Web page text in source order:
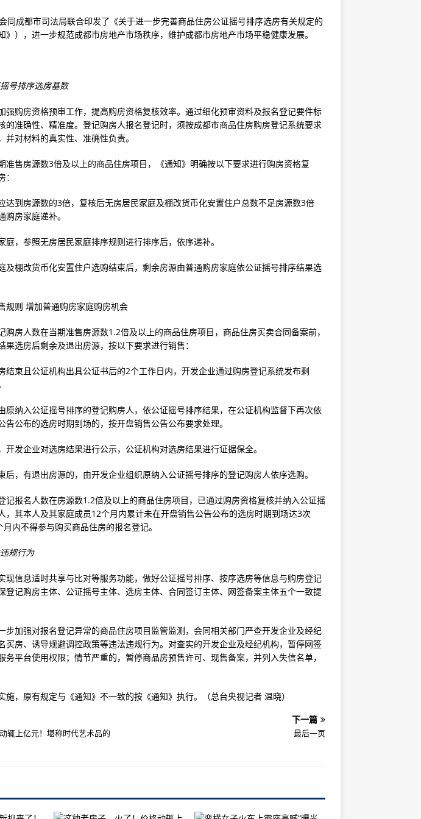
同成都市司法局联合印发了《关于进一步完善商品住房公证摇号排序选房有关规定的
》），进一步规范成都市房地产市场秩序，维护成都市房地产市场平稳健康发展。
号排序选房基数
强购房资格预审工作，提高购房资格复核效率。通过细化预审资料及报名登记要件标
的准确性、精准度。登记购房人报名登记时，须按成都市商品住房购房登记系统要求
并对材料的真实性、准确性负责。
准售房源数3倍及以上的商品住房项目，《通知》明确按以下要求进行购房资格复
达到房源数的3倍，复核后无房居民家庭及棚改货币化安置住户总数不足房源数3倍
房家庭递补。
庭，参照无房居民家庭排序规则进行排序后，依序递补。
及棚改货币化安置住户选购结束后，剩余房源由普通购房家庭依公证摇号排序结果选
规则 增加普通购房家庭购房机会
购房人数在当期准售房源数1.2倍及以上的商品住房项目，商品住房买卖合同备案前，
果选房后剩余及退出房源，按以下要求进行销售：
结束且公证机构出具公证书后的2个工作日内，开发企业通过购房登记系统发布剩
原纳入公证摇号排序的登记购房人，依公证摇号排序结果，在公证机构监督下再次依
告公布的选房时期到场的，按开盘销售公告公布要求处理。
开发企业对选房结果进行公示，公证机构对选房结果进行证据保全。
后，有退出房源的，由开发企业组织原纳入公证摇号排序的登记购房人依序选购。
记报名人数在房源数1.2倍及以上的商品住房项目，已通过购房资格复核并纳入公证摇
，其本人及其家庭成员12个月内累计未在开盘销售公告公布的选房时期到场达3次
内不得参与购买商品住房的报名登记。
规行为
现信息适时共享与比对等服务功能，做好公证摇号排序、按序选房等信息与购房登记
登记购房主体、公证摇号主体、选房主体、合同签订主体、网签备案主体五个一致提
步加强对报名登记异常的商品住房项目监管监测，会同相关部门严查开发企业及经纪
买房、诱导规避调控政策等违法违规行为。对查实的开发企业及经纪机构，暂停网签
务平台使用权限；情节严重的，暂停商品房预售许可、现售备案，并列入失信名单，
施，原有规定与《通知》不一致的按《通知》执行。（总台央视记者 温晓）
辄上亿元！堪称时代艺术品的
下一篇
最后一页